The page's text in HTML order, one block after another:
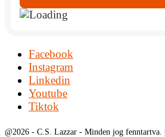
Facebook
Instagram
Linkedin
Youtube
Tiktok
@2026 - C.S. Lazzar - Minden jog fenntartva. |